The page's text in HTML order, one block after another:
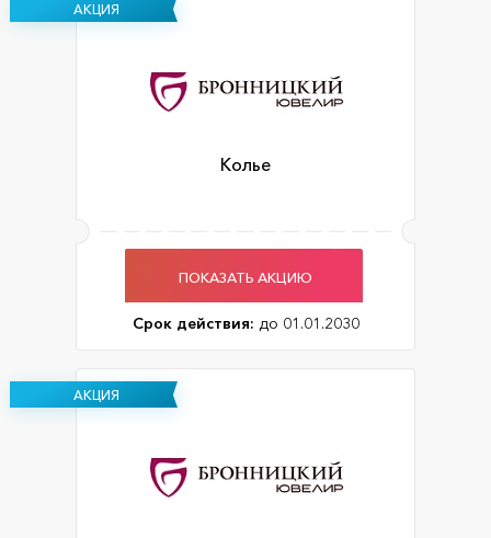
АКЦИЯ
Колье
ПОКАЗАТЬ АКЦИЮ
Срок действия: до 01.01.2030
АКЦИЯ